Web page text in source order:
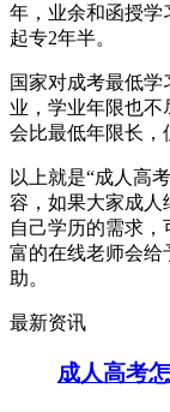
年，业余和函授学
起专2年半。
国家对成考最低
业，学业年限也
会比最低年限长，
以上就是“成人高
容，如果大家成人
自己学历的需求
富的在线老师会给
助。
最新资讯
成人高考